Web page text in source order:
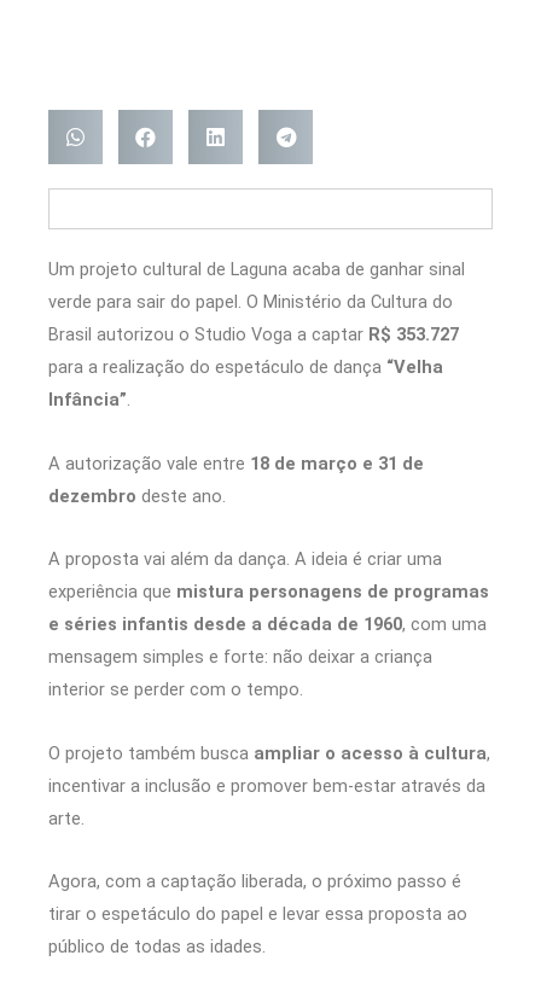
Um projeto cultural de Laguna acaba de ganhar sinal
verde para sair do papel. O Ministério da Cultura do
Brasil autorizou o Studio Voga a captar R$ 353.727
para a realização do espetáculo de dança “Velha
Infância”.
A autorização vale entre 18 de março e 31 de
dezembro deste ano.
A proposta vai além da dança. A ideia é criar uma
experiência que mistura personagens de programas
e séries infantis desde a década de 1960, com uma
mensagem simples e forte: não deixar a criança
interior se perder com o tempo.
O projeto também busca ampliar o acesso à cultura,
incentivar a inclusão e promover bem-estar através da
arte.
Agora, com a captação liberada, o próximo passo é
tirar o espetáculo do papel e levar essa proposta ao
público de todas as idades.